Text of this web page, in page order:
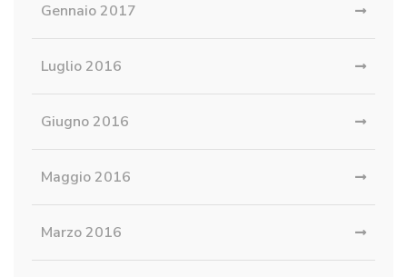
Gennaio 2017
Luglio 2016
Giugno 2016
Maggio 2016
Marzo 2016